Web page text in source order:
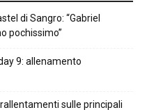
di Sangro: “Gabriel
pochissimo”
9: allenamento
sulle principali